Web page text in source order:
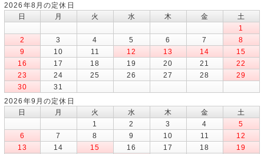
2026年8月の定休日
日
月 火 水 木 金
土
1
2
3 4 5 6 7
8
9
10 11 12 13 14
15
16
17 18 19 20 21
22
23
24 25 26 27 28
29
30
31
2026年9月の定休日
日
月 火 水 木 金
土
1
2 3 4
5
6
7 8 9 10 11
12
13
14 15 16 17 18
19